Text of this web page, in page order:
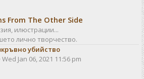
p
o
s
t
w
t
h
e
l
From The Other Side
илюстрации...
лично творчество.
убийство
Wed Jan 06, 2021 11:56 pm